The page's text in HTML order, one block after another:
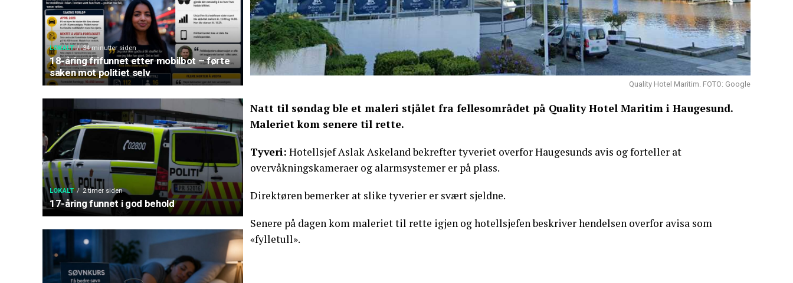
LOKALT 34 minutter siden
18-åring frifunnet etter mobilbot – førte
saken mot politiet selv
LOKALT 2 timer siden
17-åring funnet i god behold
Quality Hotel Maritim. FOTO: Google
Natt til søndag ble et maleri stjålet fra fellesområdet på Quality Hotel Maritim i Haugesund.
Maleriet kom senere til rette.
Tyveri: Hotellsjef Aslak Askeland bekrefter tyveriet overfor Haugesunds avis og forteller at
overvåkningskameraer og alarmsystemer er på plass.
Direktøren bemerker at slike tyverier er svært sjeldne.
Senere på dagen kom maleriet til rette igjen og hotellsjefen beskriver hendelsen overfor avisa som
«fylletull».